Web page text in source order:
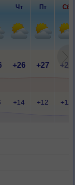
Чт Пт Сб
+26 +27 +26
+14 +12 +12